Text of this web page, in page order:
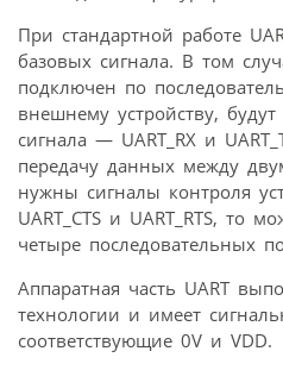
При стандартной работе
базовых сигнала. В том
подключен по
внешнему устройству,
сигнала — UART_RX и
передачу данных между
нужны сигналы контроля
UART_CTS и UART_RTS, то
четыре последовательных
Аппаратная часть UART
технологии и имеет
соответствующие 0V и VDD.